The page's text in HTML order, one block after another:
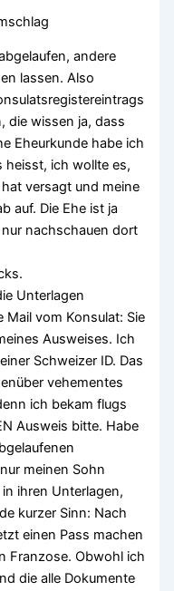
andere
lassen. Also
die wissen ja, dass
Eheurkunde habe ich
heisst, ich wollte es,
versagt und meine
auf. Die Ehe ist ja
nachschauen dort
Unterlagen
vom Konsulat: Sie
Ausweises. Ich
Schweizer ID. Das
vehementes
ich bekam flugs
Ausweis bitte. Habe
meinen Sohn
ihren Unterlagen,
kurzer Sinn: Nach
einen Pass machen
Franzose. Obwohl ich
die alle Dokumente